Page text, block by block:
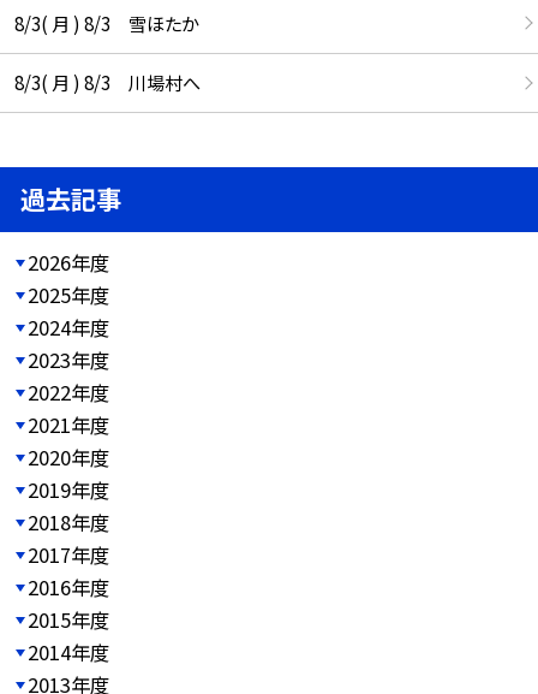
8/3( 月 ) 8/3 雪ほたか
8/3( 月 ) 8/3 川場村へ
過去記事
2026年度
2025年度
2024年度
2023年度
2022年度
2021年度
2020年度
2019年度
2018年度
2017年度
2016年度
2015年度
2014年度
2013年度